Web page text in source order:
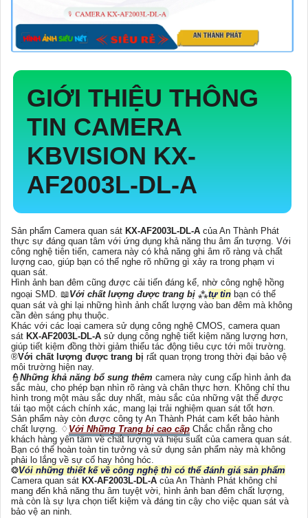
GIỚI THIỆU THÔNG
TIN CAMERA
KBVISION KX-
AF2003L-DL-A
Sản phẩm Camera quan sát KX-AF2003L-DL-A của An Thành Phát
thực sự đáng quan tâm với ứng dụng khả năng thu âm ấn tượng. Với
công nghệ tiên tiến, camera này có khả năng ghi âm rõ ràng và chất
lượng cao, giúp bạn có thể nghe rõ những gì xảy ra trong phạm vi
quan sát.
Hình ảnh ban đêm cũng được cải tiến đáng kể, nhờ công nghệ hồng
ngoại SMD. 📖Với chất lượng được trang bị ⁂tự tin bạn có thể
quan sát và ghi lại những hình ảnh chất lượng vào ban đêm mà không
cần đèn sáng phụ thuộc.
Khác với các loại camera sử dụng công nghệ CMOS, camera quan
sát KX-AF2003L-DL-A sử dụng công nghệ tiết kiệm năng lượng hơn,
giúp tiết kiệm đồng thời giảm thiểu tác động tiêu cực tới môi trường.
®️Với chất lượng được trang bị rất quan trọng trong thời đại bảo vệ
môi trường hiện nay.
👮Những khả năng bổ sung thêm camera này cung cấp hình ảnh đa
sắc màu, cho phép bạn nhìn rõ ràng và chân thực hơn. Không chỉ thu
hình trong một màu sắc duy nhất, màu sắc của những vật thể được
tái tạo một cách chính xác, mang lại trải nghiệm quan sát tốt hơn.
Sản phẩm này còn được công ty An Thành Phát cam kết bảo hành
chất lượng. ♢ Với Những Trang bị cao cấp Chắc chắn rằng cho
khách hàng yên tâm về chất lượng và hiệu suất của camera quan sát.
Bạn có thể hoàn toàn tin tưởng và sử dụng sản phẩm này mà không
phải lo lắng về sự cố hay hỏng hóc.
❂Vói những thiết kế về công nghệ thì có thể đánh giá sản phẩm
Camera quan sát KX-AF2003L-DL-A của An Thành Phát không chỉ
mang đến khả năng thu âm tuyệt vời, hình ảnh ban đêm chất lượng,
mà còn là sự lựa chọn tiết kiệm và đáng tin cậy cho việc quan sát và
bảo vệ an ninh.